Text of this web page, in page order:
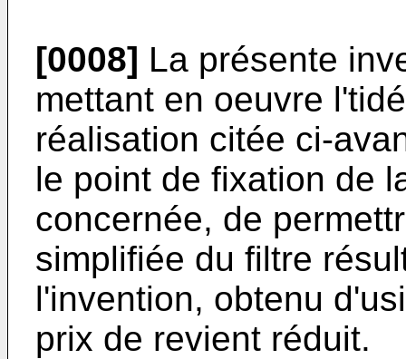
[0008] La présente
mettant en oeuvre
réalisation citée ci-
le point de fixation de
concernée, de
simplifiée du filtre
l'invention, obtenu
prix de revient réduit.